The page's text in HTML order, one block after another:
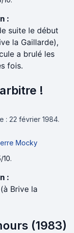
:
suite le début
la Gaillarde),
a brulé les
fois.
!
: 22 février 1984.
Mocky
10.
:
Brive la
(1983)